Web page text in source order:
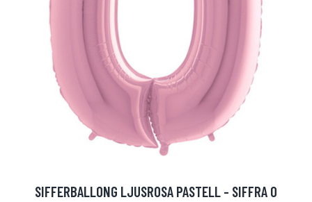
SIFFERBALLONG LJUSROSA PASTELL - SIFFRA 0